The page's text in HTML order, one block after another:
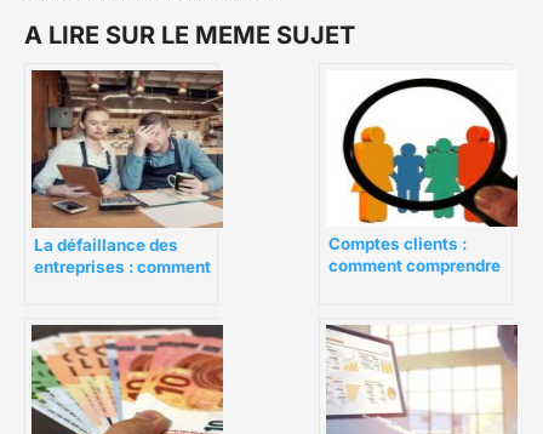
A LIRE SUR LE MEME SUJET
La défaillance des
entreprises : comment
Comptes clients :
comment comprendre